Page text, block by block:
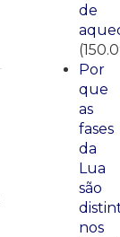
de
Por
que
as
fases
da
Lua
são
nos